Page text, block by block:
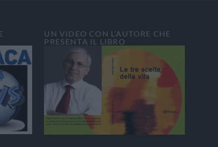
UN VIDEO CON L’AUTORE CHE
PRESENTA IL LIBRO